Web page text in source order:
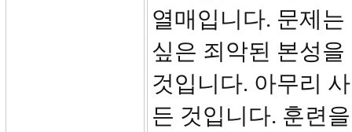
열매입니다. 문제
싶은 죄악된 본성
것입니다. 아무리
든 것입니다. 훈련